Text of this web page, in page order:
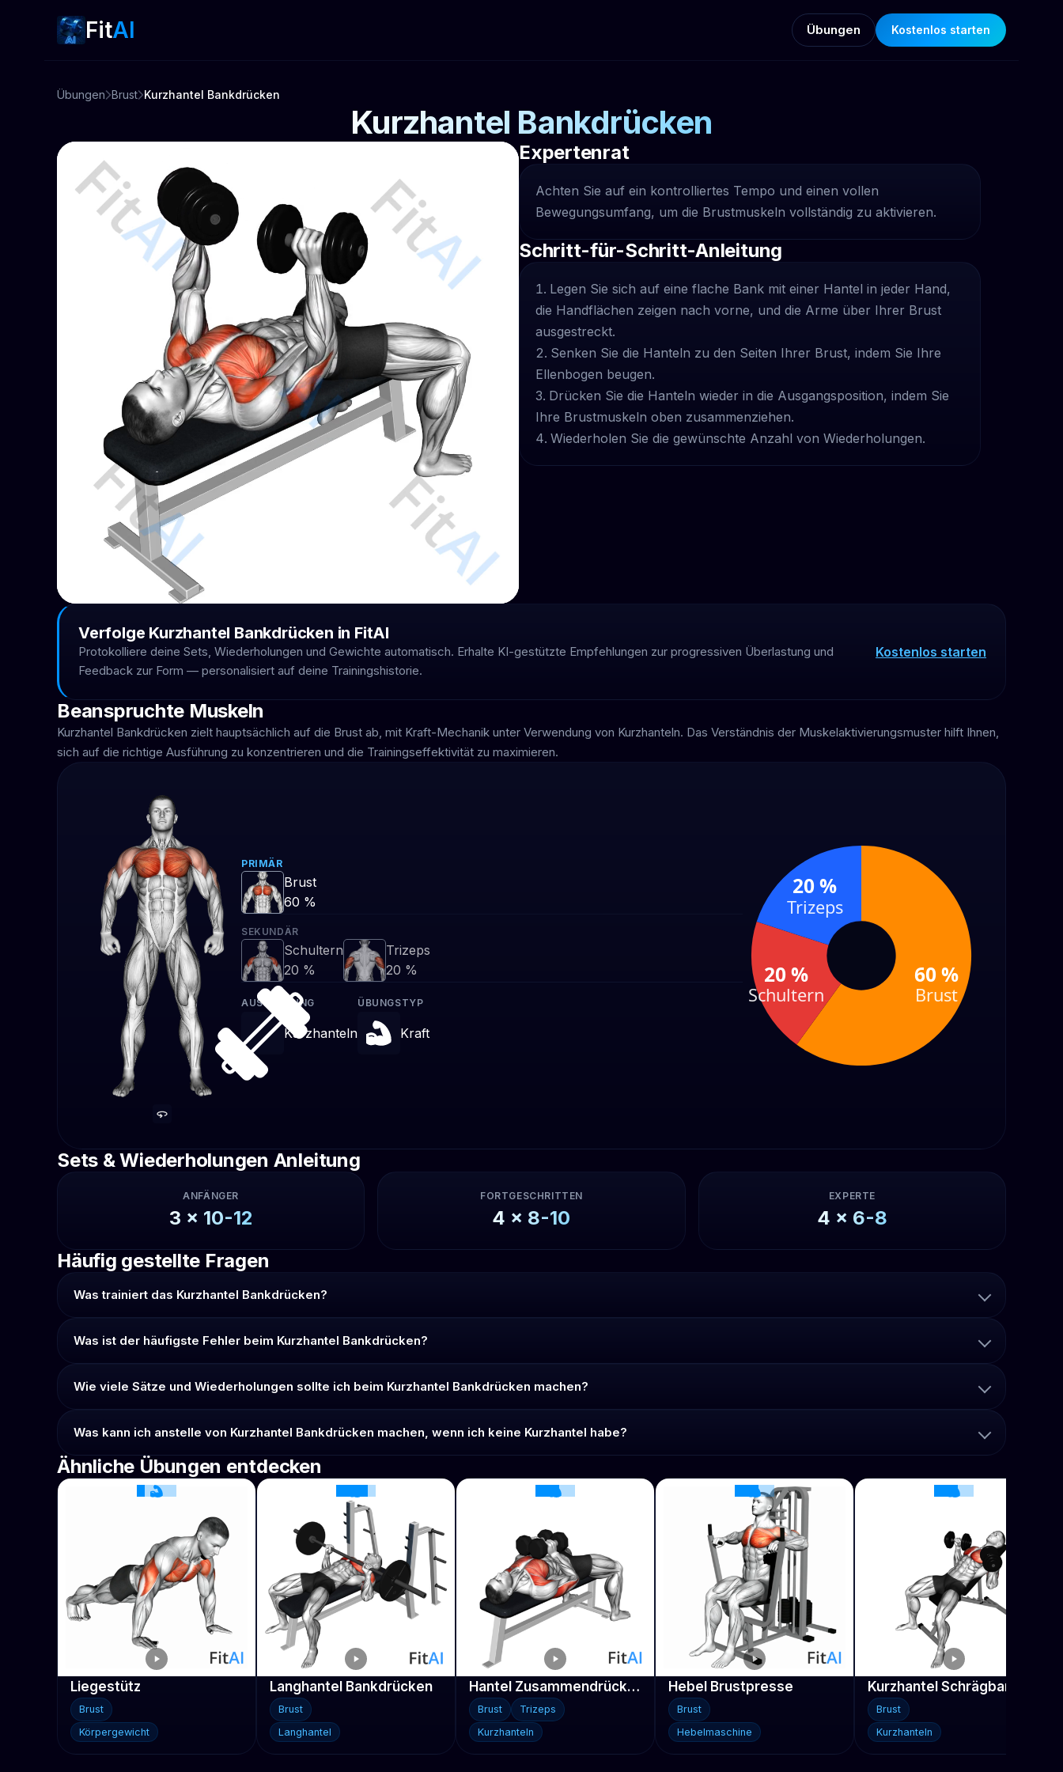
FitAI Übungen Kostenlos starten
Übungen Brust Kurzhantel Bankdrücken
Kurzhantel Bankdrücken
Expertenrat
Achten Sie auf ein kontrolliertes Tempo und einen vollen
Bewegungsumfang, um die Brustmuskeln vollständig zu aktivieren.
Schritt-für-Schritt-Anleitung
Legen Sie sich auf eine flache Bank mit einer Hantel in jeder Hand,
die Handflächen zeigen nach vorne, und die Arme über Ihrer Brust
ausgestreckt.
Senken Sie die Hanteln zu den Seiten Ihrer Brust, indem Sie Ihre
Ellenbogen beugen.
Drücken Sie die Hanteln wieder in die Ausgangsposition, indem Sie
Ihre Brustmuskeln oben zusammenziehen.
Wiederholen Sie die gewünschte Anzahl von Wiederholungen.
Verfolge Kurzhantel Bankdrücken in FitAI
Protokolliere deine Sets, Wiederholungen und Gewichte automatisch. Erhalte KI-gestützte Empfehlungen zur progressiven Überlastung und
Feedback zur Form — personalisiert auf deine Trainingshistorie.
Kostenlos starten
Beanspruchte Muskeln
Kurzhantel Bankdrücken zielt hauptsächlich auf die Brust ab, mit Kraft-Mechanik unter Verwendung von Kurzhanteln. Das Verständnis der Muskelaktivierungsmuster hilft Ihnen,
sich auf die richtige Ausführung zu konzentrieren und die Trainingseffektivität zu maximieren.
PRIMÄR
Brust
60 %
SEKUNDÄR
Schultern
20 %
Trizeps
20 %
AUSRÜSTUNG
Kurzhanteln
ÜBUNGSTYP
Kraft
60 %
Brust
20 %
Schultern
20 %
Trizeps
Sets & Wiederholungen Anleitung
ANFÄNGER
3 x 10-12
FORTGESCHRITTEN
4 x 8-10
EXPERTE
4 x 6-8
Häufig gestellte Fragen
Was trainiert das Kurzhantel Bankdrücken?
Was ist der häufigste Fehler beim Kurzhantel Bankdrücken?
Wie viele Sätze und Wiederholungen sollte ich beim Kurzhantel Bankdrücken machen?
Was kann ich anstelle von Kurzhantel Bankdrücken machen, wenn ich keine Kurzhantel habe?
Ähnliche Übungen entdecken
Liegestütz
Brust
Körpergewicht
Langhantel Bankdrücken
Brust
Langhantel
Hantel Zusammendrücken-Bankdrücken
Brust
Trizeps
Kurzhanteln
Hebel Brustpresse
Brust
Hebelmaschine
Brust
Kurzhanteln